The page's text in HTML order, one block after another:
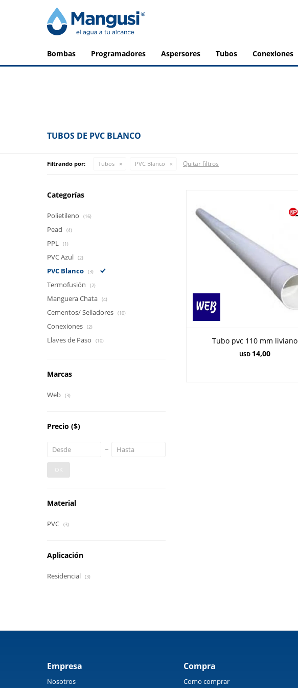
bombas programadores aspersores tubos conexiones
TUBOS DE PVC BLANCO
Filtrando por: Tubos PVC Blanco Quitar filtros
Tubo pvc 110 mm liviano
USD 14,00
Categorías
Polietileno (16)
Pead (4)
PPL (1)
PVC Azul (2)
PVC Blanco (3)
Termofusión (2)
Manguera Chata (4)
Cementos/ Selladores (10)
Conexiones (2)
Llaves de Paso (10)
Marcas
Web (3)
Precio ($)
OK
Material
PVC (3)
Aplicación
Residencial (3)
Empresa
Nosotros
Compra
Como comprar